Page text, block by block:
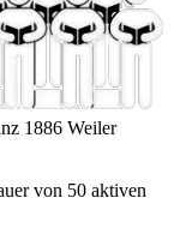
1886 Weiler
von 50 aktiven